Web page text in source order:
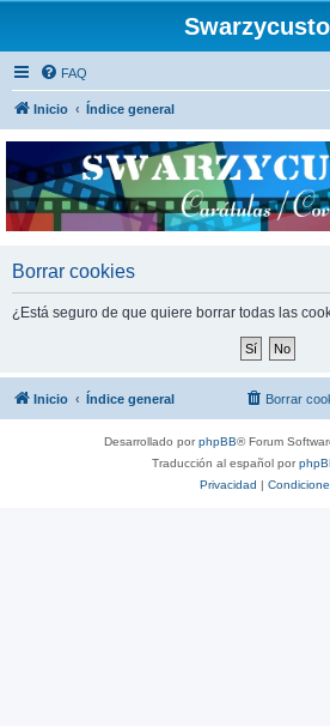
FAQ
Inicio Índice general
Borrar cookies
¿Está seguro de que quiere borrar todas las
Inicio Índice general Borrar
Desarrollado porphpBB® Forum
Traducción al español por
Privacidad |